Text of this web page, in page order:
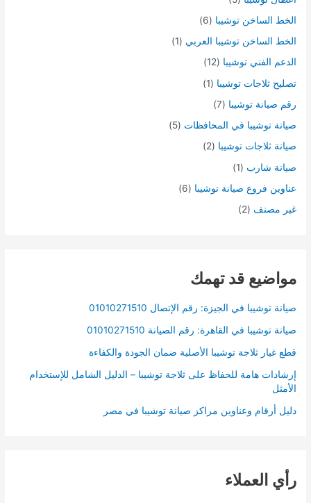
الخط الساخن توشيبا (6)
الخط الساخن توشيبا العربي (1)
الدعم الفني توشيبا (12)
تصليح ثلاجات توشيبا (1)
رقم صيانة توشيبا (7)
صيانة توشيبا في المحافظات (5)
صيانة ثلاجات توشيبا (2)
صيانة شارب (1)
عناوين فروع صيانة توشيبا (6)
غير مصنف (2)
مواضيع قد تهمك
صيانة توشيبا في الجيزة: رقم الإتصال 01010271510
صيانة توشيبا في القاهرة: رقم الصيانة 01010271510
قطع غيار ثلاجة توشيبا الأصلية ضمان الجودة والكفاءة
إرشادات هامة للحفاظ على ثلاجة توشيبا – الدليل الشامل للإستخدام
الأمثل
دليل أرقام وعناوين مراكز صيانة توشيبا في مصر
رأي العملاء